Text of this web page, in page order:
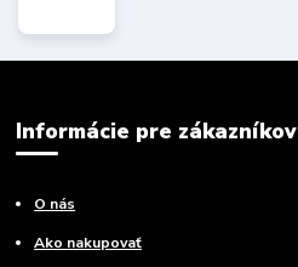
Informácie pre zákazníkov
O nás
Ako nakupovať